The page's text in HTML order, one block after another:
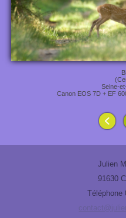
Seine-
Canon EOS 7D + EF
Julien
91630
Téléphone